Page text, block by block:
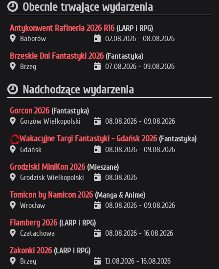
Obecnie trwające wydarzenia
Antykonwent Rafineria 2026 R16 (LARP i RPG)
Baborów
02.08.2026 - 08.08.2026
Brzeskie Dni Fantastyki 2026 (Fantastyka)
Brzeg
07.08.2026 - 09.08.2026
Nadchodzące wydarzenia
Gorcon 2026 (Fantastyka)
Gorzów Wielkopolski
08.08.2026 - 09.08.2026
Wakacyjne Targi Fantastyki - Gdańsk 2026 (Fantastyka)
Gdańsk
08.08.2026 - 09.08.2026
Grodziski MiniKon 2026 (Mieszane)
Grodzisk Wielkopolski
08.08.2026
Tomicon by Namicon 2026 (Manga & Anime)
Wrocław
08.08.2026 - 09.08.2026
Flamberg 2026 (LARP i RPG)
Czatachowa
08.08.2026 - 16.08.2026
Zakonki 2026 (LARP i RPG)
Brzeg
13.08.2026 - 16.08.2026